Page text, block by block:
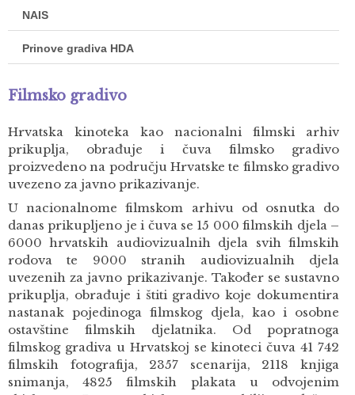
NAIS
Prinove gradiva HDA
Filmsko gradivo
Hrvatska kinoteka kao nacionalni filmski arhiv
prikuplja, obrađuje i čuva filmsko gradivo
proizvedeno na području Hrvatske te filmsko gradivo
uvezeno za javno prikazivanje.
U nacionalnome filmskom arhivu od osnutka do
danas prikupljeno je i čuva se 15 000 filmskih djela –
6000 hrvatskih audiovizualnih djela svih filmskih
rodova te 9000 stranih audiovizualnih djela
uvezenih za javno prikazivanje. Također se sustavno
prikuplja, obrađuje i štiti gradivo koje dokumentira
nastanak pojedinoga filmskog djela, kao i osobne
ostavštine filmskih djelatnika. Od popratnoga
filmskog gradiva u Hrvatskoj se kinoteci čuva 41 742
filmskih fotografija, 2357 scenarija, 2118 knjiga
snimanja, 4825 filmskih plakata u odvojenim